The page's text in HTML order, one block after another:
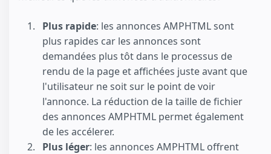
Plus rapide: les annonces AMPHTML sont
plus rapides car les annonces sont
demandées plus tôt dans le processus de
rendu de la page et affichées juste avant que
l'utilisateur ne soit sur le point de voir
l'annonce. La réduction de la taille de fichier
des annonces AMPHTML permet également
de les accélerer.
Plus léger: les annonces AMPHTML offrent